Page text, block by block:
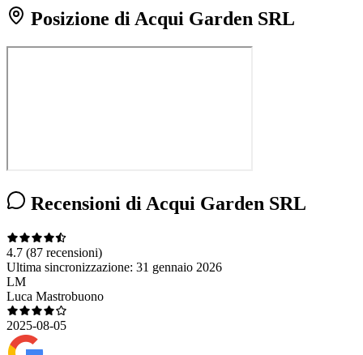
Posizione di Acqui Garden SRL
Recensioni di Acqui Garden SRL
4.7 (87 recensioni)
Ultima sincronizzazione: 31 gennaio 2026
LM
Luca Mastrobuono
2025-08-05